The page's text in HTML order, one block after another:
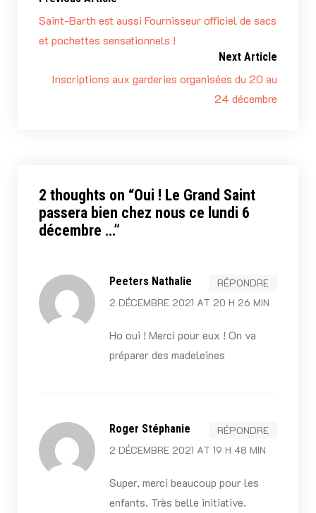
Saint-Barth est aussi Fournisseur officiel de sacs
et pochettes sensationnels !
Next Article
Inscriptions aux garderies organisées du 20 au
24 décembre
2 thoughts on “Oui ! Le Grand Saint
passera bien chez nous ce lundi 6
décembre …”
Peeters Nathalie
2 DÉCEMBRE 2021 AT 20 H 26 MIN
RÉPONDRE
Ho oui ! Merci pour eux ! On va
préparer des madeleines
Roger Stéphanie
2 DÉCEMBRE 2021 AT 19 H 48 MIN
RÉPONDRE
Super, merci beaucoup pour les
enfants. Très belle initiative.